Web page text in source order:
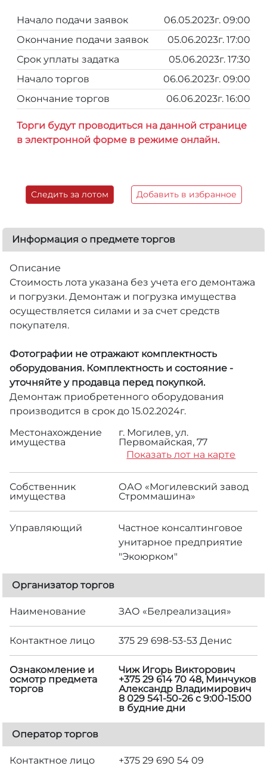
Начало подачи заявок
06.05.2023г. 09:00
Окончание подачи заявок
05.06.2023г. 17:00
Срок уплаты задатка
05.06.2023г. 17:30
Начало торгов
06.06.2023г. 09:00
Окончание торгов
06.06.2023г. 16:00
Торги будут проводиться на данной странице
в электронной форме в режиме онлайн.
Следить за лотом Добавить в избранное
Информация о предмете торгов
Описание
Стоимость лота указана без учета его демонтажа
и погрузки. Демонтаж и погрузка имущества
осуществляется силами и за счет средств
покупателя.
Фотографии не отражают комплектность
оборудования. Комплектность и состояние -
уточняйте у продавца перед покупкой.
Демонтаж приобретенного оборудования
производится в срок до 15.02.2024г.
Местонахождение
имущества
г. Могилев, ул.
Первомайская, 77
Показать лот на карте
Собственник
имущества
ОАО «Могилевский завод
Строммашина»
Управляющий
Частное консалтинговое
унитарное предприятие
"Экоюрком"
Организатор торгов
Наименование ЗАО «Белреализация»
Контактное лицо 375 29 698-53-53 Денис
Ознакомление и
осмотр предмета
торгов
Чиж Игорь Викторович
+375 29 614 70 48, Минчуков
Александр Владимирович
8 029 541-50-26 с 9:00-15:00
в будние дни
Оператор торгов
Контактное лицо +375 29 690 54 09